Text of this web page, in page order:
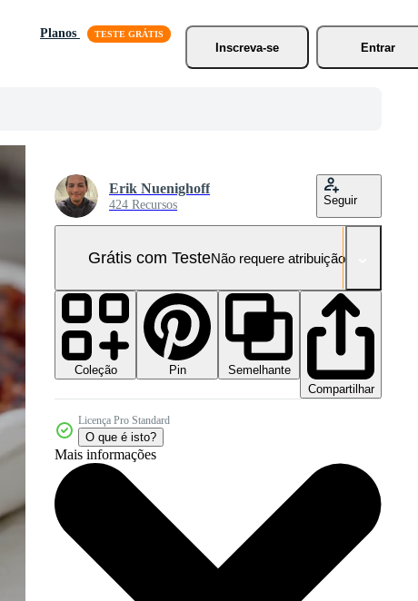
Planos
Inscreva-se
Entrar
Erik Nuenighoff
424 Recursos Seguir
Grátis com TesteNão requere atribuição!
Coleção Pin
Semelhante
Compartilhar
Licença Pro Standard
O que é isto?
Mais informações